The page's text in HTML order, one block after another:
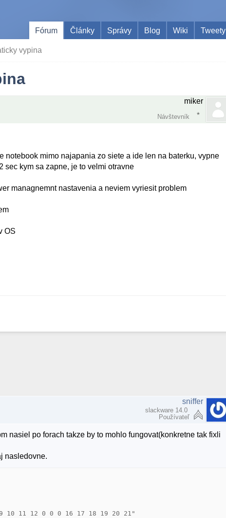
Fórum
Články Správy Blog Wiki Tweety
vypina
miker
Návštevník
notebook mimo najapania zo siete a ide len na baterku, vypne
sec kym sa zapne, je to velmi otravne
managnemnt nastavenia a neviem vyriesit problem
OS
sniffer
slackware 14.0
Používateľ
nasiel po forach takze by to mohlo fungovat(konkretne tak fixli
nasledovne.
10 11 12 0 0 0 16 17 18 19 20 21"